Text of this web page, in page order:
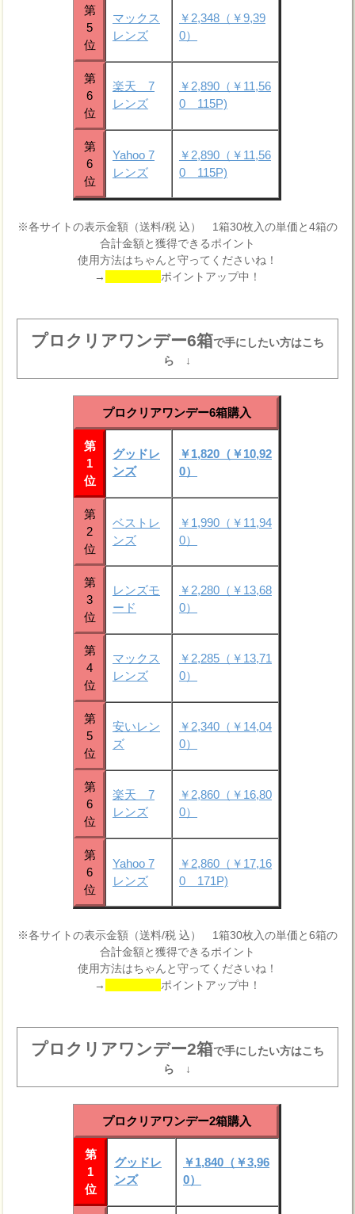
第
5
位
マックス
レンズ
￥2,348（￥9,39
0）
第
6
位
楽天 7
レンズ
￥2,890（￥11,56
0 115P)
第
6
位
Yahoo 7
レンズ
￥2,890（￥11,56
0 115P)
※各サイトの表示金額（送料/税 込） 1箱30枚入の単価と4箱の
合計金額と獲得できるポイント
使用方法はちゃんと守ってくださいね！
→
ポイントアップ中！
プロクリアワンデー6箱で手にしたい方はこち
ら ↓
プロクリアワンデー6箱購入
第
1
位
グッドレ
ンズ
￥1,820（￥10,92
0）
第
2
位
ベストレ
ンズ
￥1,990（￥11,94
0）
第
3
位
レンズモ
ード
￥2,280（￥13,68
0）
第
4
位
マックス
レンズ
￥2,285（￥13,71
0）
第
5
位
安いレン
ズ
￥2,340（￥14,04
0）
第
6
位
楽天 7
レンズ
￥2,860（￥16,80
0）
第
6
位
Yahoo 7
レンズ
￥2,860（￥17,16
0 171P)
※各サイトの表示金額（送料/税 込） 1箱30枚入の単価と6箱の
合計金額と獲得できるポイント
使用方法はちゃんと守ってくださいね！
→
ポイントアップ中！
プロクリアワンデー2箱で手にしたい方はこち
ら ↓
プロクリアワンデー2箱購入
第
1
位
グッドレ
ンズ
￥1,840（￥3,96
0）